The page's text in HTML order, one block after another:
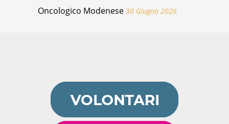
Oncologico Modenese 30 Giugno 2026